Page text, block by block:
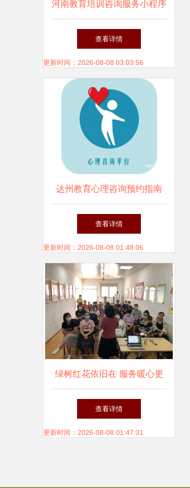
河南教育培训咨询服务小程序
火热招商 掘金教育蓝海的正
当时机
查看详情
更新时间：2026-08-08 03:03:56
达州教育心理咨询预约指南
何以解忧，唯有专业陪伴
查看详情
更新时间：2026-08-08 01:48:06
绿树红花依旧在 服务暖心更
护花——市妇联向社会力量购
买教育咨询服务项目火热开展
查看详情
更新时间：2026-08-08 01:47:31